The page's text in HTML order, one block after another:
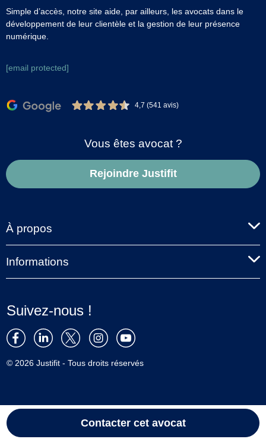
Contacter cet avocat
Simple d’accès, notre site aide, par ailleurs, les avocats dans le
développement de leur clientèle et la gestion de leur présence
numérique.
[email protected]
4,7 (541 avis)
Vous êtes avocat ?
Rejoindre Justifit
À propos
Informations
Suivez-nous !
© 2026 Justifit - Tous droits réservés